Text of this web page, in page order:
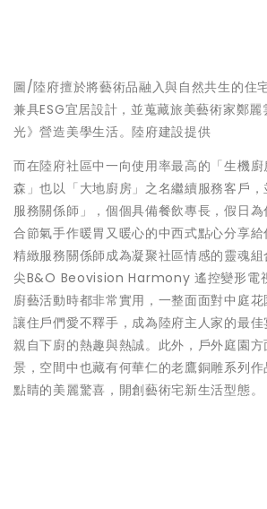
圖/陸府擅於將藝術品融入與自然共生的住
兼具ESG宜居設計，並蒐藏旅美藝術家鄭
光》營造美學生活。陸府建設提供
而在陸府社區中一向使用率最高的「生機
森」也以「大地廚房」之名繼續服務客戶
服務關係師」，個個具備餐飲專長，假日
合節氣手作暖胃又暖心的中西式點心分享
精緻服務關係師成為凝聚社區情感的靈魂
尖B&O Beovision Harmony 遙控變形電
廚藝活動時都非常實用，一整面面對中庭
讓住戶們愛不釋手，成為陸府主人家的最
親自下廚的熱趣與熱誠。此外，戶外庭園
景，空間中也藏有何華仁的老鷹銅雕系列
點睛的美麗驚喜，開創藝術宅新生活型態。